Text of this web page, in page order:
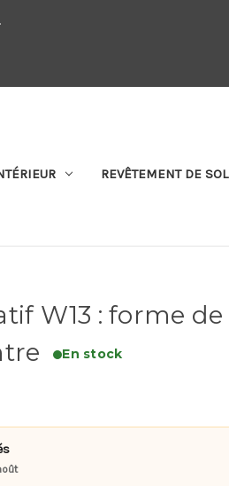
SOMMES-NOUS
REVÊTEMENT DE SOL
W13 : forme de
En stock